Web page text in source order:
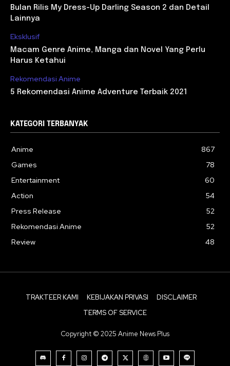
Bulan Rilis My Dress-Up Darling Season 2 dan Detail
Lainnya
Eksklusif
Macam Genre Anime, Manga dan Novel Yang Perlu
Harus Ketahui
Rekomendasi Anime
5 Rekomendasi Anime Adventure Terbaik 2021
KATEGORI TERBANYAK
Anime
867
Games
78
Entertainment
60
Action
54
Press Release
52
Rekomendasi Anime
52
Review
48
TRAKTEER KAMI KEBIJAKAN PRIVASI
DISCLAIMER
TERMS OF SERVICE
Copyright © 2025 Anime News Plus